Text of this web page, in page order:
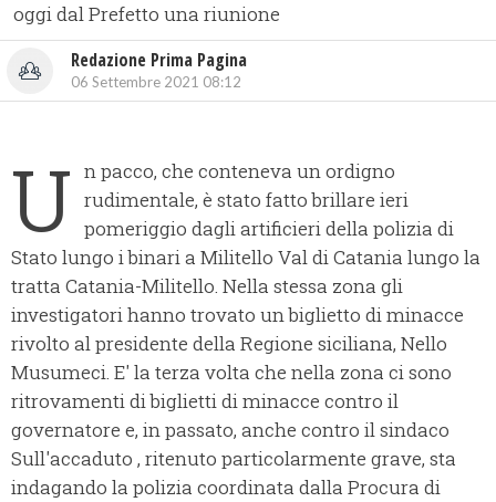
oggi dal Prefetto una riunione
Redazione Prima Pagina
06 Settembre 2021 08:12
U n pacco, che conteneva un ordigno
rudimentale, è stato fatto brillare ieri
pomeriggio dagli artificieri della polizia di
Stato lungo i binari a Militello Val di Catania lungo la
tratta Catania-Militello. Nella stessa zona gli
investigatori hanno trovato un biglietto di minacce
rivolto al presidente della Regione siciliana, Nello
Musumeci. E' la terza volta che nella zona ci sono
ritrovamenti di biglietti di minacce contro il
governatore e, in passato, anche contro il sindaco
Sull'accaduto , ritenuto particolarmente grave, sta
indagando la polizia coordinata dalla Procura di